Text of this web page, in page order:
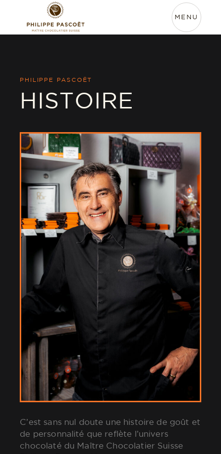
MENU
Home À propos
PHILIPPE PASCOËT
HISTOIRE
C’est sans nul doute une histoire de goût et
de personnalité que reflète l’univers
chocolaté du Maître Chocolatier Suisse